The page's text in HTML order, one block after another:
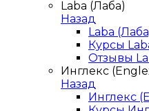
Laba (Лаба)
Назад
Laba
Курсы
Отзывы
Инглекс
Назад
Инглекс